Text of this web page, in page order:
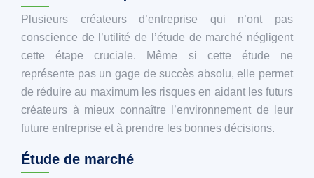
Plusieurs créateurs d’entreprise qui n’ont pas
conscience de l’utilité de l’étude de marché négligent
cette étape cruciale. Même si cette étude ne
représente pas un gage de succès absolu, elle permet
de réduire au maximum les risques en aidant les futurs
créateurs à mieux connaître l’environnement de leur
future entreprise et à prendre les bonnes décisions.
Étude de marché